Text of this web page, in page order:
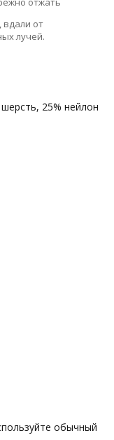
вдали от
лучей.
25% нейлон
обычный